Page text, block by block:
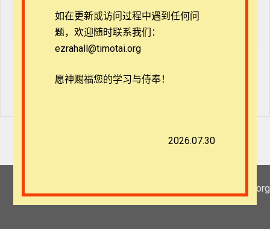
团体报名及课程定制咨询：ezrahall@timotai.org
如在更新或访问过程中遇到任何问
题，欢迎随时联系我们：
ezrahall@timotai.org
愿神赐福您的学习与侍奉！
2026.07.30